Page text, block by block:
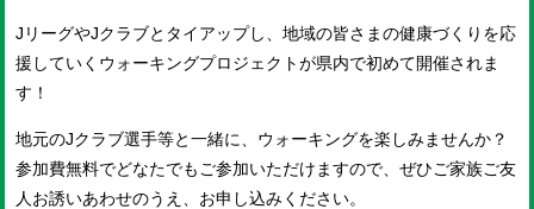
JリーグやJクラブとタイアップし、地域の皆さまの健康づくりを応
援していくウォーキングプロジェクトが県内で初めて開催されま
す！
地元のJクラブ選手等と一緒に、ウォーキングを楽しみませんか？
参加費無料でどなたでもご参加いただけますので、ぜひご家族ご友
人お誘いあわせのうえ、お申し込みください。